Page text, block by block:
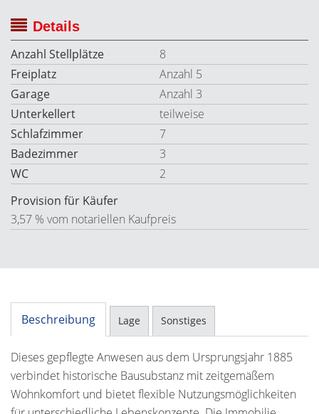
Details
Anzahl Stellplätze
8
Freiplatz
Anzahl 5
Garage
Anzahl 3
Unterkellert
teilweise
Schlafzimmer
7
Badezimmer
3
WC
2
Provision für Käufer
3,57 % vom notariellen Kaufpreis
Beschreibung Lage Sonstiges
Dieses gepflegte Anwesen aus dem Ursprungsjahr 1885
verbindet historische Bausubstanz mit zeitgemäßem
Wohnkomfort und bietet flexible Nutzungsmöglichkeiten